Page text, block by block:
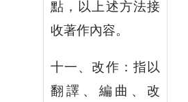
點，以上述方法接
收著作內容。
十一、改作：指以
翻譯、編曲、改